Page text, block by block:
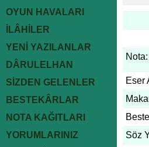
OYUN HAVALARI
İLÂHİLER
YENİ YAZILANLAR
DÂRULELHAN
SİZDEN GELENLER
BESTEKÂRLAR
NOTA KAĞITLARI
YORUMLARINIZ
Nota:
Eser
Söz